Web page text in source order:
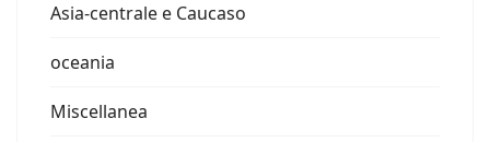
Asia-centrale e Caucaso
oceania
Miscellanea